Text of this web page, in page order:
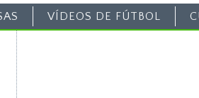
VÍDEOS DE FÚTBOL